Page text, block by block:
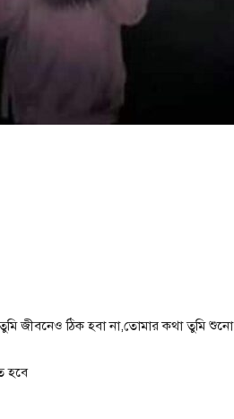
জীবনেও ঠিক হবা না,তোমার কথা তুমি শুনো
হবে